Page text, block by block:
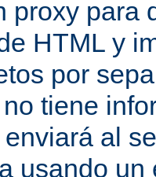
proxy para
HTML y
por
tiene
al
usando un